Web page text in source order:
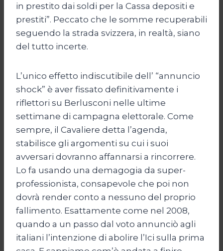
in prestito dai soldi per la Cassa depositi e
prestiti”. Peccato che le somme recuperabili
seguendo la strada svizzera, in realtà, siano
del tutto incerte.
L’unico effetto indiscutibile dell’ “annuncio
shock” è aver fissato definitivamente i
riflettori su Berlusconi nelle ultime
settimane di campagna elettorale. Come
sempre, il Cavaliere detta l’agenda,
stabilisce gli argomenti su cui i suoi
avversari dovranno affannarsi a rincorrere.
Lo fa usando una demagogia da super-
professionista, consapevole che poi non
dovrà render conto a nessuno del proprio
fallimento. Esattamente come nel 2008,
quando a un passo dal voto annunciò agli
italiani l’intenzione di abolire l’Ici sulla prima